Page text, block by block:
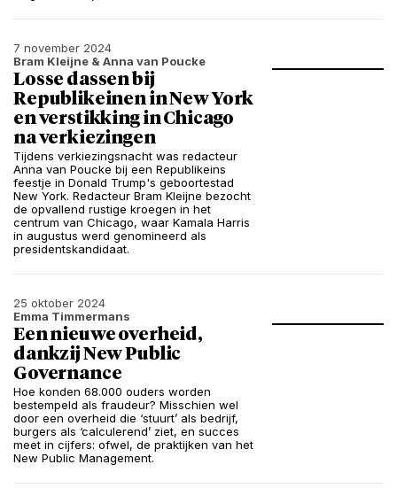
7 november 2024
Bram Kleijne & Anna van Poucke
Losse dassen bij
Republikeinen in New York
en verstikking in Chicago
na verkiezingen
Tijdens verkiezingsnacht was redacteur
Anna van Poucke bij een Republikeins
feestje in Donald Trump's geboortestad
New York. Redacteur Bram Kleijne bezocht
de opvallend rustige kroegen in het
centrum van Chicago, waar Kamala Harris
in augustus werd genomineerd als
presidentskandidaat.
25 oktober 2024
Emma Timmermans
Een nieuwe overheid,
dankzij New Public
Governance
Hoe konden 68.000 ouders worden
bestempeld als fraudeur? Misschien wel
door een overheid die ‘stuurt’ als bedrijf,
burgers als ‘calculerend’ ziet, en succes
meet in cijfers: ofwel, de praktijken van het
New Public Management.